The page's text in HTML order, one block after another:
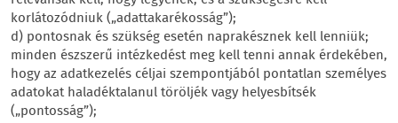
korlátozódniuk („adattakarékosság”);
d) pontosnak és szükség esetén naprakésznek kell lenniük;
minden észszerű intézkedést meg kell tenni annak érdekében,
hogy az adatkezelés céljai szempontjából pontatlan személyes
adatokat haladéktalanul töröljék vagy helyesbítsék
(„pontosság”);